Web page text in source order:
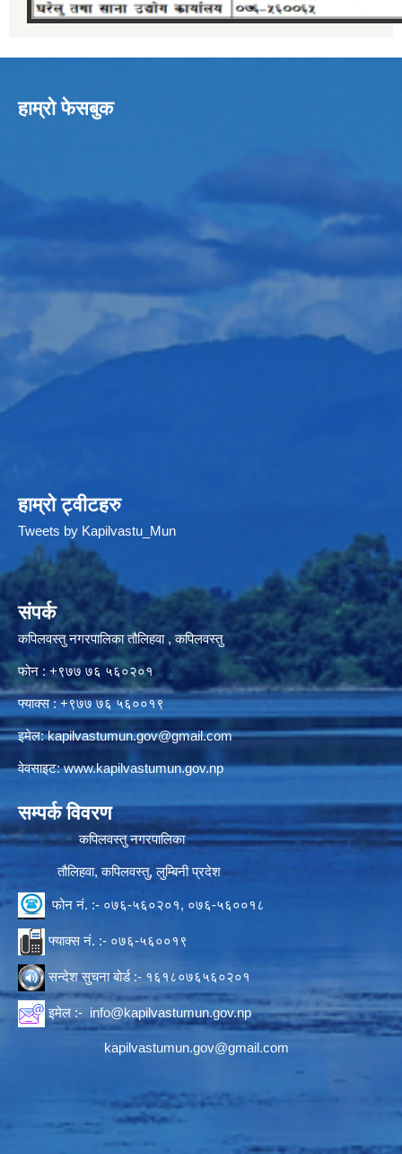
हाम्रो फेसबुक
हाम्रो ट्वीटहरु
Tweets by Kapilvastu_Mun
संपर्क
कपिलवस्तु नगरपालिका तौलिहवा , कपिलवस्तु
फोन : +९७७ ७६ ५६०२०१
फ्याक्स : +९७७ ७६ ५६००१९
इमेल:kapilvastumun.gov@gmail.com
वेवसाइट:www.kapilvastumun.gov.np
सम्पर्क विवरण
कपिलवस्तु नगरपालिका
तौलिहवा, कपिलवस्तु, लुम्बिनी प्रदेश
फोन नं. :- ०७६-५६०२०१, ०७६-५६००१८
फ्याक्स नं. :- ०७६-५६००१९
सन्देश सुचना बोर्ड :- १६१८०७६५६०२०१
इमेल :- info@kapilvastumun.gov.np
kapilvastumun.gov@gmail.com